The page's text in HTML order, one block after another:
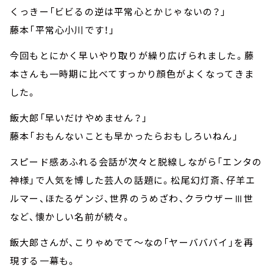
くっきー「ビビるの逆は平常心とかじゃないの？」
藤本「平常心小川です！」
今回もとにかく早いやり取りが繰り広げられました。藤
本さんも一時期に比べてすっかり顔色がよくなってきま
した。
飯大郎「早いだけやめません？」
藤本「おもんないことも早かったらおもしろいねん」
スピード感あふれる会話が次々と脱線しながら「エンタの
神様」で人気を博した芸人の話題に。松尾幻灯斎、仔羊エ
ルマー、ほたるゲンジ、世界のうめざわ、クラウザーⅢ世
など、懐かしい名前が続々。
飯大郎さんが、こりゃめでて～なの「ヤーバババイ」を再
現する一幕も。